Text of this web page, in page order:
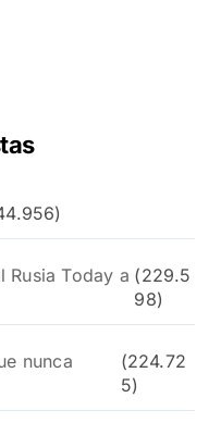
Rusia Today a (229.5
98)
nunca
(224.72
5)